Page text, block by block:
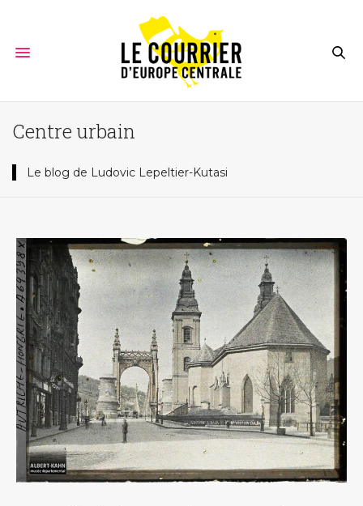
Centre urbain
Le blog de Ludovic Lepeltier-Kutasi